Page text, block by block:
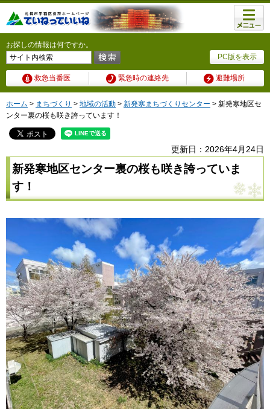
PC版を表示
お探しの情報は何ですか。
救急当番医 緊急時の連絡先 避難場所
メニュ
ー
ホーム > まちづくり > 地域の活動 > 新発寒まちづくりセンター > 新発寒地区セ
ンター裏の桜も咲き誇っています！
更新日：2026年4月24日
新発寒地区センター裏の桜も咲き誇っていま
す！